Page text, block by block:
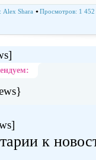
Alex Shara Просмотров: 1 452
к